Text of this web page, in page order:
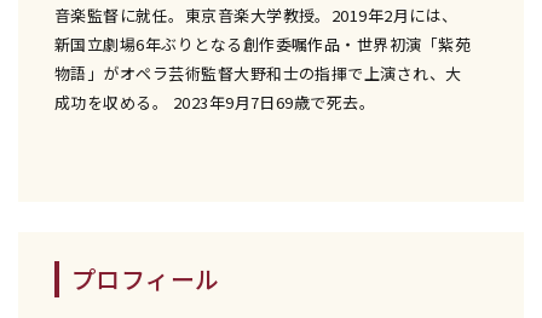
音楽監督に就任。東京音楽大学教授。2019年2月には、
新国立劇場6年ぶりとなる創作委嘱作品・世界初演「紫苑
物語」がオペラ芸術監督大野和士の指揮で上演され、大
成功を収める。 2023年9月7日69歳で死去。
プロフィール